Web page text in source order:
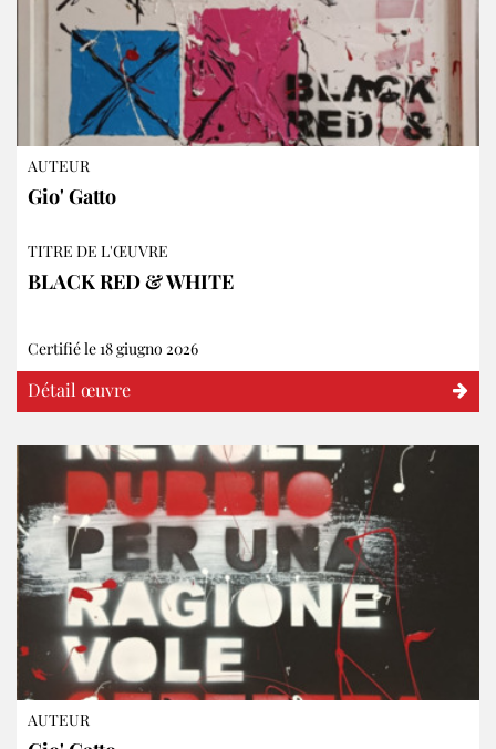
AUTEUR
Gio' Gatto
TITRE DE L'ŒUVRE
BLACK RED & WHITE
Certifié le 18 giugno 2026
Détail œuvre
AUTEUR